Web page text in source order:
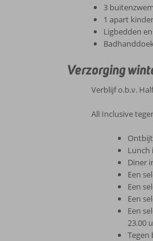
3
1 apart
Ligbedden
Verzorging
Verblijf o.b.v.
All Inclusive
Lunch
Diner
Een
Een
Een
Een
23.00
Tegen